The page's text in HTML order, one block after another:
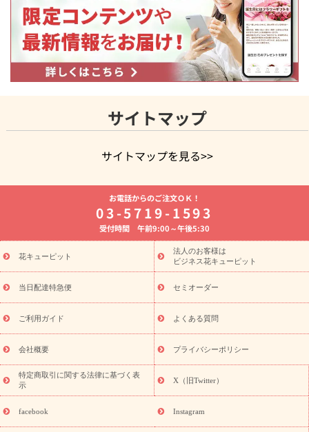
サイトマップ
サイトマップを見る>>
よく贈られる花
お祝いの花特集
誕生日フラワーギフト特集
8月の誕生花(トルコキキョウ)
開店・開業祝い
お供え・お悔やみ お供え・お悔やみの花
通夜・葬儀に贈る花 胡蝶蘭・花鉢
ーブドフラワー
季節のイベント
ひまわり ギフト・プレゼント
特集
お盆 花（新盆・初盆） 季節のイベント
お盆 花（新
盆・初盆）
お盆 花（新盆・初盆）
お盆・お供え 花とセットギ
フト
お盆・お供え プリザーブドフラワー
ひまわり ギフト・プ
レゼント特集
夏の花贈り・お中元・暑中見舞い 花のギフト特集
敬老の日におくる花ギフト・プレゼント特集
花ギフト・プレゼント特集
敬老の日 花のおすすめランキング
敬
老の日 花鉢植えのギフト・プレゼント特集
敬老の日 花とセットギ
フト・プレゼント特集
敬老の日の花 全てのギフト一覧
キャン
ペーン
「きょう誕生日なんです」キャンペーン
探す
誕生日フラワーギフト 誕生日フラワーギフト特集
誕生
日フラワーギフト商品一覧
ユリ トルコキキョウ
誕生花(トルコキキョウ)
9月の誕生花(リンドウ)
誕生日セット
お電話からのご注文ＯＫ！
03-5719-1593
受付時間 午前9:00～午後5:30
花キューピット
法人のお客様は
ビジネス花キューピット
当日配達特急便 セミオーダー
ご利用ガイド よくある質問
会社概要 プライバシーポリシー
特定商取引に関する法律に基づく表
示
X（旧Twitter）
facebook Instagram